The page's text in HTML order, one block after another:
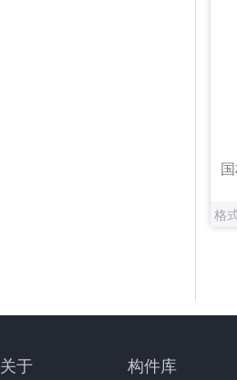
格
关于 构件库